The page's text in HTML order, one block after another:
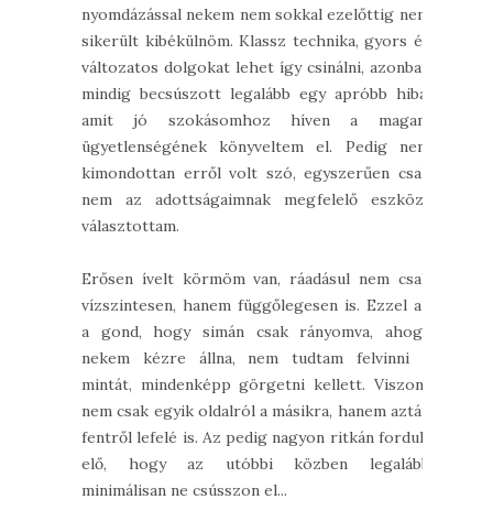
nyomdázással nekem nem sokkal ezelőttig nem
sikerült kibékülnöm. Klassz technika, gyors és
változatos dolgokat lehet így csinálni, azonban
mindig becsúszott legalább egy apróbb hiba,
amit jó szokásomhoz híven a magam
ügyetlenségének könyveltem el. Pedig nem
kimondottan erről volt szó, egyszerűen csak
nem az adottságaimnak megfelelő eszközt
választottam.
Erősen ívelt körmöm van, ráadásul nem csak
vízszintesen, hanem függőlegesen is. Ezzel az
a gond, hogy simán csak rányomva, ahogy
nekem kézre állna, nem tudtam felvinni a
mintát, mindenképp görgetni kellett. Viszont
nem csak egyik oldalról a másikra, hanem aztán
fentről lefelé is. Az pedig nagyon ritkán fordult
elő, hogy az utóbbi közben legalább
minimálisan ne csússzon el...